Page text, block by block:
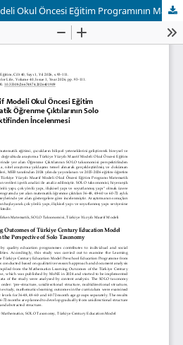
Türkiye Yüzyılı Maarif Modeli Okul Öncesi Eğitim Programının Matematik Öğrenme Çıktılarının Solo Taksonomisi Perspektifinden İncelenmesi